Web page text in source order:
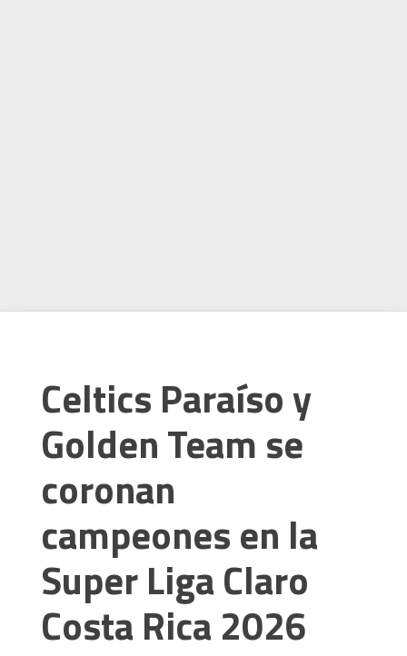
Celtics Paraíso y
Golden Team se
coronan
campeones en la
Super Liga Claro
Costa Rica 2026